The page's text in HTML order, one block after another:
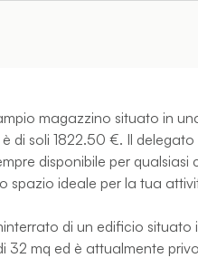
magazzino situato in
di soli 1822.50 €. Il
disponibile per
spazio ideale per la tua
di un edificio situato
32 mq ed è attualmente